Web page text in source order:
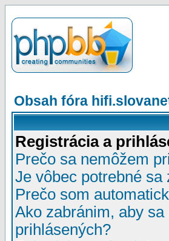
Obsah fóra
Registrácia a
Prečo sa nemôžem
Je vôbec potrebné
Prečo som
Ako zabránim, aby
prihlásených?